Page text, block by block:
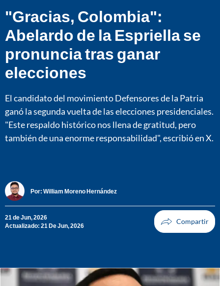
"Gracias, Colombia":
Abelardo de la Espriella se
pronuncia tras ganar
elecciones
El candidato del movimiento Defensores de la Patria
ganó la segunda vuelta de las elecciones presidenciales.
"Este respaldo histórico nos llena de gratitud, pero
también de una enorme responsabilidad", escribió en X.
Por: William Moreno Hernández
21 de Jun, 2026
Actualizado: 21 De Jun, 2026